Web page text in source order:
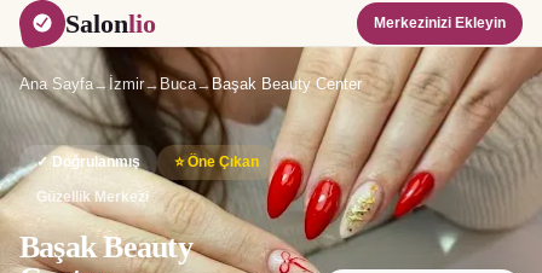
Salonlio Merkezinizi Ekleyin
Ana Sayfa→İzmir→ Buca→ Başak Beauty Center
✓ Doğrulanmış ⭐ Öne Çıkan
Güzellik Merkezi
Başak Beauty